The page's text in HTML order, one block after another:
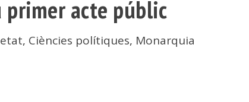
primer acte públic
, Ciències polítiques, Monarquia